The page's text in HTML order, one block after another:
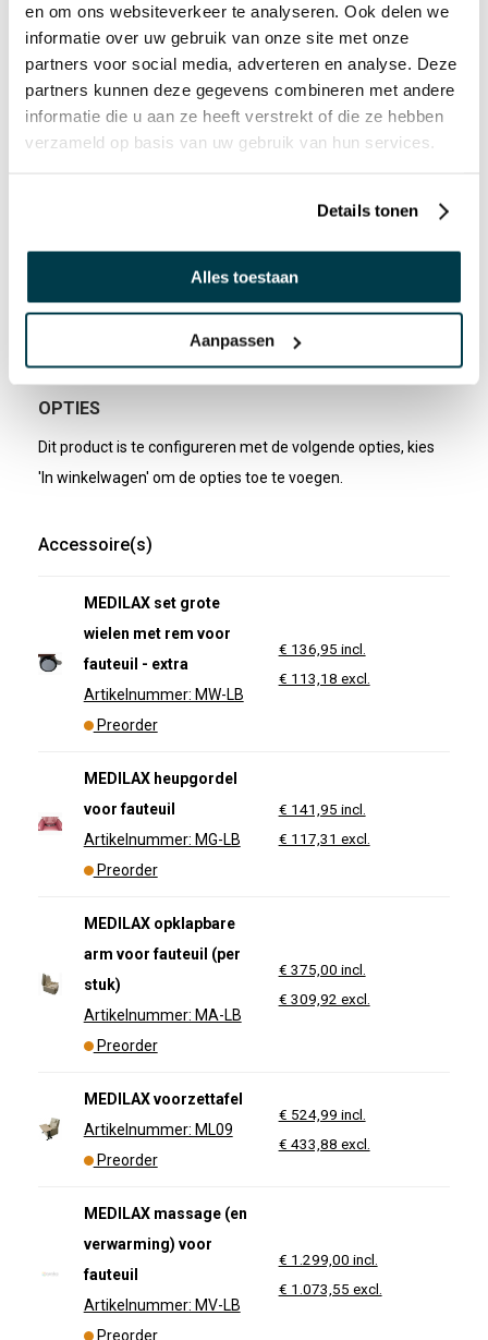
en om ons websiteverkeer te analyseren. Ook delen we
informatie over uw gebruik van onze site met onze
partners voor social media, adverteren en analyse. Deze
partners kunnen deze gegevens combineren met andere
informatie die u aan ze heeft verstrekt of die ze hebben
verzameld op basis van uw gebruik van hun services.
Details tonen
Alles toestaan
Aanpassen
UV Snoezel
PRODUCTREVIEWS SCHRIJF EEN REVIEW
Er zijn nog geen reviews. Klik op de knop hierboven om
een review te schrijven.
OPTIES
Dit product is te configureren met de volgende opties, kies
'In winkelwagen' om de opties toe te voegen.
Accessoire(s)
MEDILAX set grote
wielen met rem voor
fauteuil - extra
Artikelnummer: MW-LB
Preorder
€ 136,95 incl.
€ 113,18 excl.
MEDILAX heupgordel
voor fauteuil
Artikelnummer: MG-LB
Preorder
€ 141,95 incl.
€ 117,31 excl.
MEDILAX opklapbare
arm voor fauteuil (per
stuk)
Artikelnummer: MA-LB
Preorder
€ 375,00 incl.
€ 309,92 excl.
MEDILAX voorzettafel
Artikelnummer: ML09
Preorder
€ 524,99 incl.
€ 433,88 excl.
MEDILAX massage (en
verwarming) voor
fauteuil
Artikelnummer: MV-LB
Preorder
€ 1.299,00 incl.
€ 1.073,55 excl.